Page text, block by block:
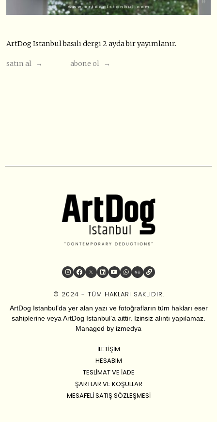
ArtDog Istanbul basılı dergi 2 ayda bir yayımlanır.
satın al → abone ol →
© 2024 - TÜM HAKLARI SAKLIDIR.
ArtDog Istanbul’da yer alan yazı ve fotoğrafların tüm hakları eser
sahiplerine veya ArtDog Istanbul’a aittir. İzinsiz alıntı yapılamaz.
Managed by izmedya
İLETIŞIM
HESABIM
TESLIMAT VE İADE
ŞARTLAR VE KOŞULLAR
MESAFELI SATIŞ SÖZLEŞMESI